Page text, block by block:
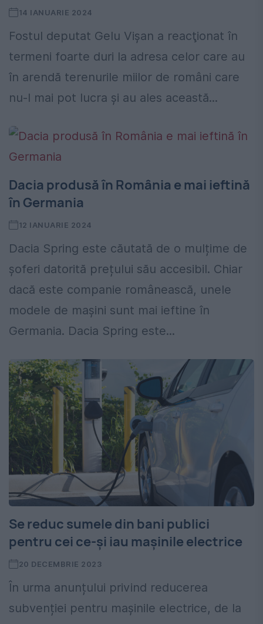
14 IANUARIE 2024
Fostul deputat Gelu Vișan a reacţionat în
termeni foarte duri la adresa celor care au
în arendă terenurile miilor de români care
nu-l mai pot lucra şi au ales această...
Dacia produsă în România e mai ieftină
în Germania
12 IANUARIE 2024
Dacia Spring este căutată de o mulțime de
șoferi datorită prețului său accesibil. Chiar
dacă este companie românească, unele
modele de mașini sunt mai ieftine în
Germania. Dacia Spring este...
Se reduc sumele din bani publici
pentru cei ce-și iau mașinile electrice
20 DECEMBRIE 2023
În urma anunțului privind reducerea
subvenției pentru mașinile electrice, de la